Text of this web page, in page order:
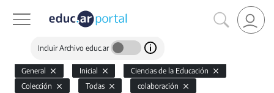
Incluir Archivo educ.ar
General Inicial
Ciencias de la Educación
Colección
Todas colaboración